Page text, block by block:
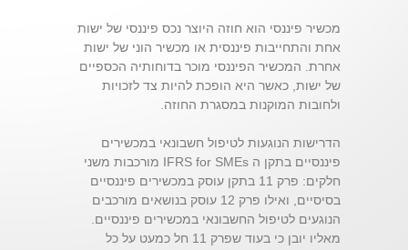
מכשיר פיננסי הוא חוזה היוצר נכס פיננסי של ישות
אחת והתחייבות פיננסית או מכשיר הוני של ישות
אחרת. המכשיר הפיננסי מוכר בדוחותיה הכספיים
של ישות, כאשר היא הופכת להיות צד לזכויות
ולחובות המוקנות במסגרת החוזה.
הדרישות הנוגעות לטיפול חשבונאי במכשירים
פיננסיים בתקן ה IFRS for SMEs מורכבות משני
חלקים: פרק 11 בתקן עוסק במכשירים פיננסיים
בסיסיים, ואילו פרק 12 עוסק בנושאים מורכבים
הנוגעים לטיפול החשבונאי במכשירים פיננסיים.
מאליו יובן כי בעוד שפרק 11 חל כמעט על כל